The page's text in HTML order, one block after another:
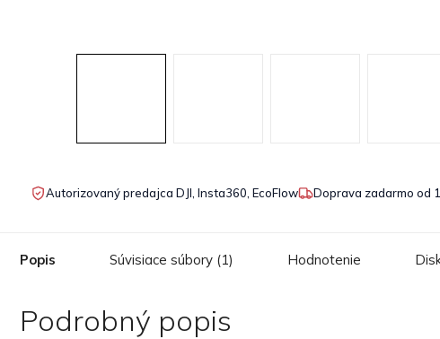
Autorizovaný predajca DJI, Insta360, EcoFlow Doprava zadarmo od
Popis Súvisiace súbory (1) Hodnotenie
Podrobný popis